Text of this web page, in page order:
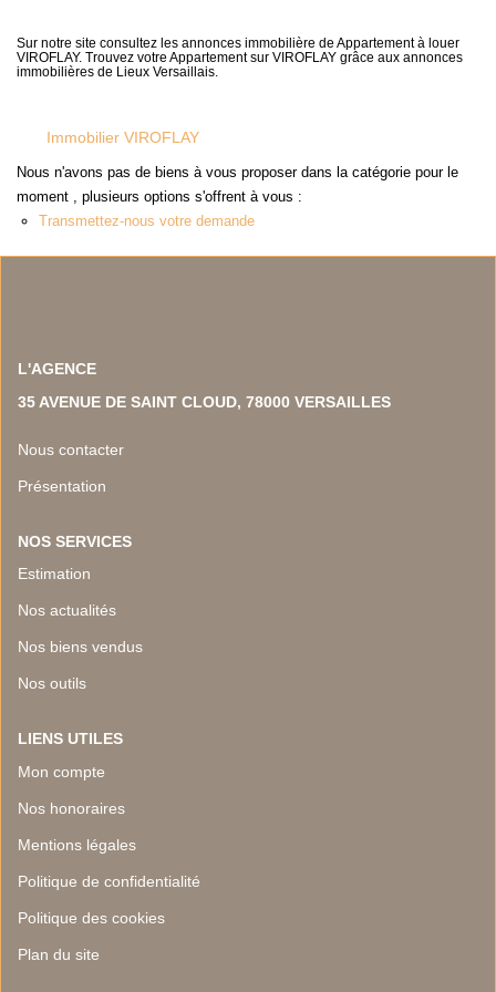
NOS ACTUALITES
EN
Sur notre site consultez les annonces immobilière de Appartement à louer
VIROFLAY. Trouvez votre Appartement sur VIROFLAY grâce aux annonces
immobilières de Lieux Versaillais.
Immobilier VIROFLAY
Nous n'avons pas de biens à vous proposer dans la catégorie pour le
moment , plusieurs options s'offrent à vous :
Transmettez-nous votre demande
L'AGENCE
35 AVENUE DE SAINT CLOUD, 78000 VERSAILLES
Nous contacter
Présentation
NOS SERVICES
Estimation
Nos actualités
Nos biens vendus
Nos outils
LIENS UTILES
Mon compte
Nos honoraires
Mentions légales
Politique de confidentialité
Politique des cookies
Plan du site